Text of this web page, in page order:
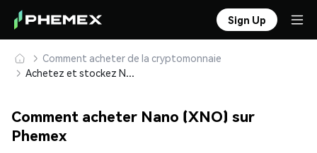
Sign Up
Comment acheter de la cryptomonnaie
Achetez et stockez Nano (XNO) en toute sécurité
Comment acheter Nano (XNO) sur
Phemex